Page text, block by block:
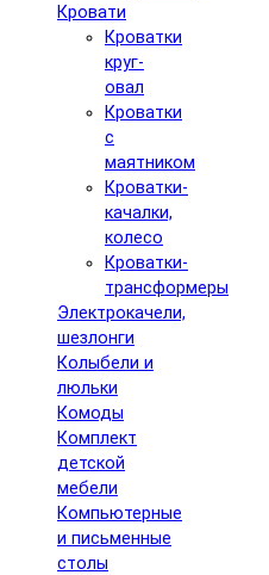
Кровати
Кроватки
круг-
овал
Кроватки
с
маятником
Кроватки-
качалки,
колесо
Кроватки-
трансформеры
Электрокачели,
шезлонги
Колыбели и
люльки
Комоды
Комплект
детской
мебели
Компьютерные
и письменные
столы